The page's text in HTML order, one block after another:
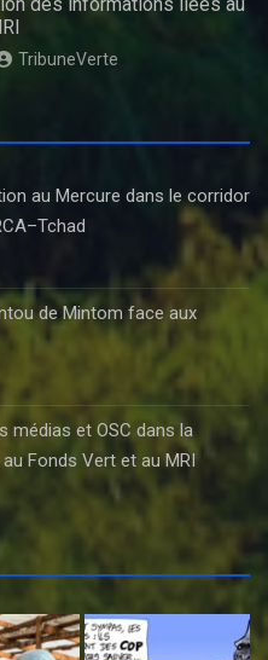
TribuneVerte
au Mercure dans le corridor
de Mintom face aux
médias et OSC dans la
Fonds Vert et au MRI